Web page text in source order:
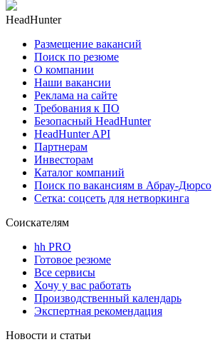
HeadHunter
Размещение вакансий
Поиск по резюме
О компании
Наши вакансии
Реклама на сайте
Требования к ПО
Безопасный HeadHunter
HeadHunter API
Партнерам
Инвесторам
Каталог компаний
Поиск по вакансиям в Абрау-Дюрсо
Сетка: соцсеть для нетворкинга
Соискателям
hh PRO
Готовое резюме
Все сервисы
Хочу у вас работать
Производственный календарь
Экспертная рекомендация
Новости и статьи